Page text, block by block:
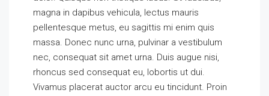
magna in dapibus vehicula, lectus mauris
pellentesque metus, eu sagittis mi enim quis
massa. Donec nunc urna, pulvinar a vestibulum
nec, consequat sit amet urna. Duis augue nisi,
rhoncus sed consequat eu, lobortis ut dui.
Vivamus placerat auctor arcu eu tincidunt. Proin